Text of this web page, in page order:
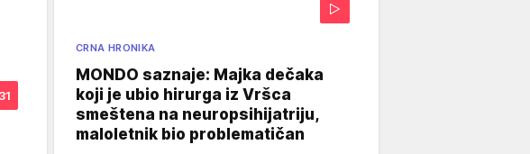
CRNA HRONIKA
MONDO saznaje: Majka dečaka
koji je ubio hirurga iz Vršca
smeštena na neuropsihijatriju,
maloletnik bio problematičan